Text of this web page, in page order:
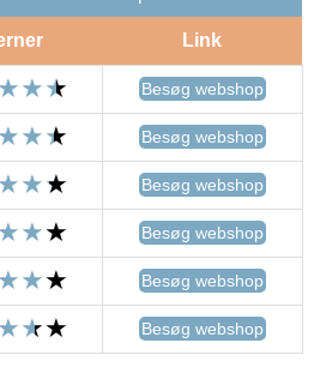
Link
Besøg webshop
Besøg webshop
Besøg webshop
Besøg webshop
Besøg webshop
Besøg webshop